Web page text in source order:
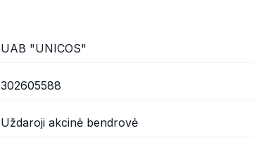
UAB "UNICOS"
302605588
Uždaroji akcinė bendrovė